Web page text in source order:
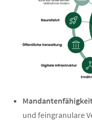
und feingranulare